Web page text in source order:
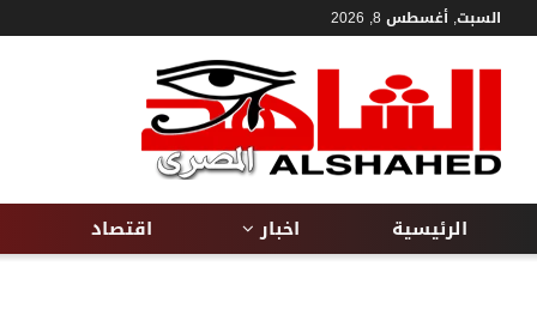
السبت, أغسطس 8, 2026
الرئيسية اخبار اقتصاد